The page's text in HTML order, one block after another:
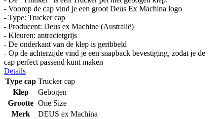
- Voorop de cap vind je een groot Deus Ex Machina logo
- Type: Trucker cap
- Producent: Deus ex Machine (Australië)
- Kleuren: antracietgrijs
- De onderkant van de klep is geribbeld
- Op de achterzijde vind je een snapback bevestiging, zodat je de
cap perfect passend kunt maken
Details
Type cap Trucker cap
Klep
Gebogen
Grootte One Size
Merk
DEUS ex Machina